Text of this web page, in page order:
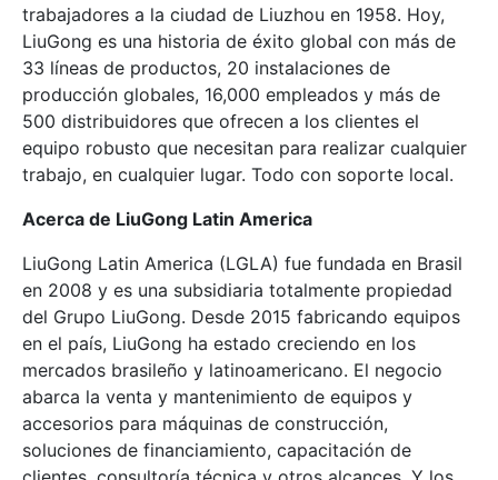
trabajadores a la ciudad de Liuzhou en 1958. Hoy,
LiuGong es una historia de éxito global con más de
33 líneas de productos, 20 instalaciones de
producción globales, 16,000 empleados y más de
500 distribuidores que ofrecen a los clientes el
equipo robusto que necesitan para realizar cualquier
trabajo, en cualquier lugar. Todo con soporte local.
Acerca de LiuGong Latin America
LiuGong Latin America (LGLA) fue fundada en Brasil
en 2008 y es una subsidiaria totalmente propiedad
del Grupo LiuGong. Desde 2015 fabricando equipos
en el país, LiuGong ha estado creciendo en los
mercados brasileño y latinoamericano. El negocio
abarca la venta y mantenimiento de equipos y
accesorios para máquinas de construcción,
soluciones de financiamiento, capacitación de